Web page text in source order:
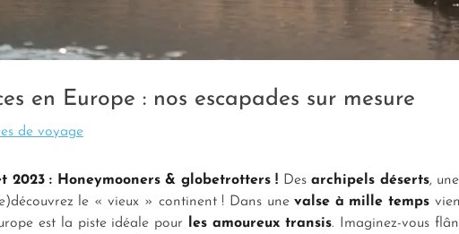
en Europe : nos escapades sur mesure
de voyage
2023 : Honeymooners & globetrotters ! Desarchipels déserts, une
le « vieux » continent ! Dans unevalse à mille temps
est la piste idéale pour les amoureux transis. Imaginez-vous